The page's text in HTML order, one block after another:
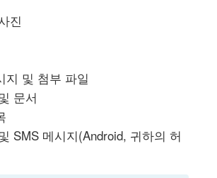
진
지 및 첨부 파일
문서
SMS 메시지(Android, 귀하의 허